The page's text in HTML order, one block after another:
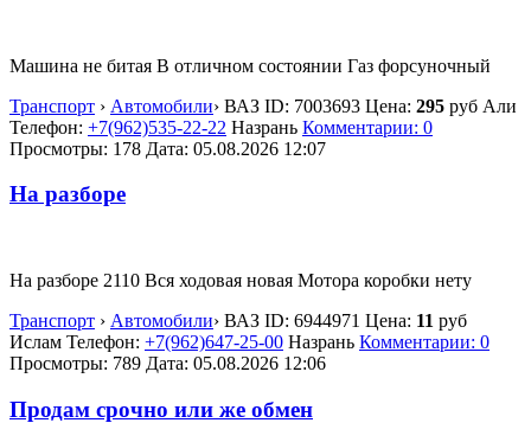
Машина не битая В отличном состоянии Газ форсуночный
Транспорт › Автомобили› ВАЗ ID: 7003693 Цена: 295 руб Али
Телефон: +7(962)535-22-22 Назрань Комментарии: 0
Просмотры: 178 Дата: 05.08.2026 12:07
На разборе
На разборе 2110 Вся ходовая новая Мотора коробки нету
Транспорт › Автомобили› ВАЗ ID: 6944971 Цена: 11 руб
Ислам Телефон: +7(962)647-25-00 Назрань Комментарии: 0
Просмотры: 789 Дата: 05.08.2026 12:06
Продам срочно или же обмен